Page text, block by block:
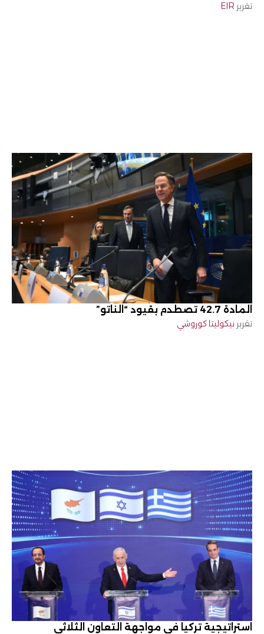
تقرير EIR
المادة 42.7 تصطدم بقيود “الناتو”
تقرير نيكوليتا كوروشي
استراتيجية تركيا في مواجهة التعاون الثلاثي